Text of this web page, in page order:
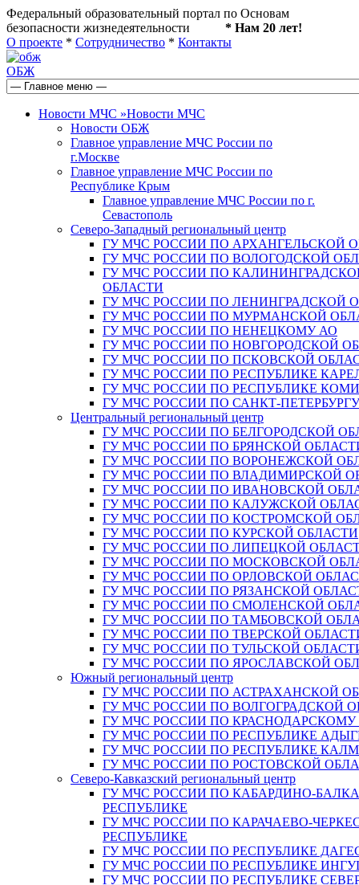
Федеральный образовательный портал по Основам
безопасности жизнедеятельности * Нам 20 лет!
О проекте * Сотрудничество * Контакты
ОБЖ
Новости МЧС »Новости МЧС
Новости ОБЖ
Главное управление МЧС России по
г.Москве
Главное управление МЧС России по
Республике Крым
Главное управление МЧС России по г.
Севастополь
Северо-Западный региональный центр
ГУ МЧС РОССИИ ПО АРХАНГЕЛЬСКОЙ
ГУ МЧС РОССИИ ПО ВОЛОГОДСКОЙ
ГУ МЧС РОССИИ ПО
ОБЛАСТИ
ГУ МЧС РОССИИ ПО ЛЕНИНГРАДСКОЙ
ГУ МЧС РОССИИ ПО МУРМАНСКОЙ
ГУ МЧС РОССИИ ПО НЕНЕЦКОМУ АО
ГУ МЧС РОССИИ ПО НОВГОРОДСКОЙ
ГУ МЧС РОССИИ ПО ПСКОВСКОЙ
ГУ МЧС РОССИИ ПО РЕСПУБЛИКЕ
ГУ МЧС РОССИИ ПО РЕСПУБЛИКЕ КОМИ
ГУ МЧС РОССИИ ПО САНКТ-ПЕТЕРБУРГУ
Центральный региональный центр
ГУ МЧС РОССИИ ПО БЕЛГОРОДСКОЙ
ГУ МЧС РОССИИ ПО БРЯНСКОЙ
ГУ МЧС РОССИИ ПО ВОРОНЕЖСКОЙ
ГУ МЧС РОССИИ ПО ВЛАДИМИРСКОЙ
ГУ МЧС РОССИИ ПО ИВАНОВСКОЙ
ГУ МЧС РОССИИ ПО КАЛУЖСКОЙ
ГУ МЧС РОССИИ ПО КОСТРОМСКОЙ
ГУ МЧС РОССИИ ПО КУРСКОЙ ОБЛАСТИ
ГУ МЧС РОССИИ ПО ЛИПЕЦКОЙ
ГУ МЧС РОССИИ ПО МОСКОВСКОЙ
ГУ МЧС РОССИИ ПО ОРЛОВСКОЙ
ГУ МЧС РОССИИ ПО РЯЗАНСКОЙ
ГУ МЧС РОССИИ ПО СМОЛЕНСКОЙ
ГУ МЧС РОССИИ ПО ТАМБОВСКОЙ
ГУ МЧС РОССИИ ПО ТВЕРСКОЙ
ГУ МЧС РОССИИ ПО ТУЛЬСКОЙ
ГУ МЧС РОССИИ ПО ЯРОСЛАВСКОЙ
Южный региональный центр
ГУ МЧС РОССИИ ПО АСТРАХАНСКОЙ
ГУ МЧС РОССИИ ПО ВОЛГОГРАДСКОЙ
ГУ МЧС РОССИИ ПО
ГУ МЧС РОССИИ ПО РЕСПУБЛИКЕ
ГУ МЧС РОССИИ ПО РЕСПУБЛИКЕ
ГУ МЧС РОССИИ ПО РОСТОВСКОЙ
Северо-Кавказский региональный центр
ГУ МЧС РОССИИ ПО КАБАРДИНО-
РЕСПУБЛИКЕ
ГУ МЧС РОССИИ ПО КАРАЧАЕВО-
РЕСПУБЛИКЕ
ГУ МЧС РОССИИ ПО РЕСПУБЛИКЕ
ГУ МЧС РОССИИ ПО РЕСПУБЛИКЕ
ГУ МЧС РОССИИ ПО РЕСПУБЛИКЕ